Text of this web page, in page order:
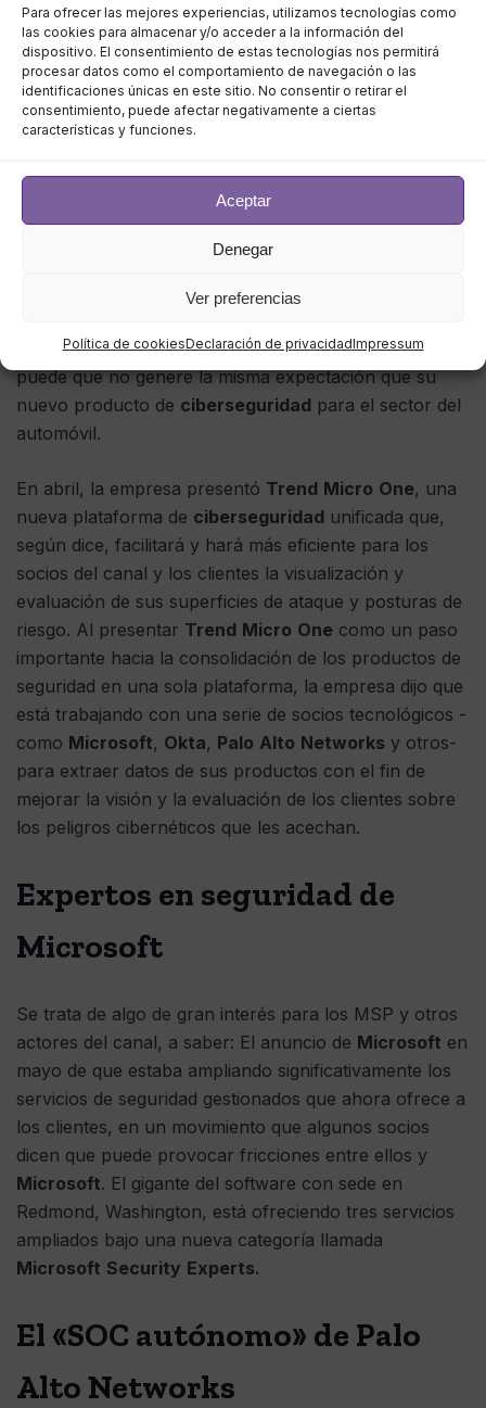
Para ofrecer las mejores experiencias, utilizamos tecnologías como
las cookies para almacenar y/o acceder a la información del
dispositivo. El consentimiento de estas tecnologías nos permitirá
procesar datos como el comportamiento de navegación o las
identificaciones únicas en este sitio. No consentir o retirar el
consentimiento, puede afectar negativamente a ciertas
características y funciones.
Aceptar
Denegar
Ver preferencias
Política de cookiesDeclaración de privacidadImpressum
genial. En junio,Trend MicroanuncióVicOne, una
seguridad dedicada a los vehículos eléctricos y los
coches conectados. El mercado es pequeño ahora
para este tipo de productos porque el mercado de los
vehículos eléctricos y los coches conectados es
durante mucho tiempo, y los posibles actores de
amenazas en este campo son una gran preocupación.
Aquí tenemos otra oferta deTrend Micro, aunque
puede que no genere la misma expectación que su
nuevo producto de ciberseguridad para el sector del
automóvil.
En abril, la empresa presentó Trend Micro One, una
nueva plataforma de ciberseguridad unificada que,
según dice, facilitará y hará más eficiente para los
socios del canal y los clientes la visualización y
evaluación de sus superficies de ataque y posturas de
riesgo. Al presentar Trend Micro One como un paso
importante hacia la consolidación de los productos de
seguridad en una sola plataforma, la empresa dijo que
está trabajando con una serie de socios tecnológicos -
como Microsoft, Okta, Palo Alto Networks y otros-
para extraer datos de sus productos con el fin de
mejorar la visión y la evaluación de los clientes sobre
los peligros cibernéticos que les acechan.
Expertos en seguridad de
Microsoft
Se trata de algo de gran interés para los MSP y otros
actores del canal, a saber: El anuncio de Microsoft en
mayo de que estaba ampliando significativamente los
servicios de seguridad gestionados que ahora ofrece a
los clientes, en un movimiento que algunos socios
dicen que puede provocar fricciones entre ellos y
Microsoft. El gigante del software con sede en
Redmond, Washington, está ofreciendo tres servicios
ampliados bajo una nueva categoría llamada
Microsoft Security Experts.
El «SOC autónomo» de Palo
Alto Networks